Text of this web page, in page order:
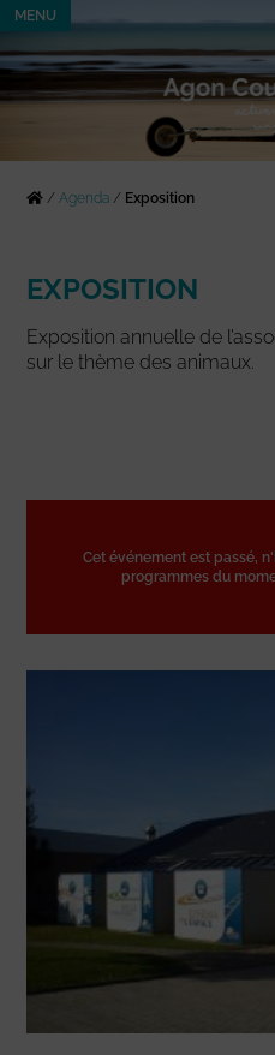
MENU
/Agenda / Exposition
EXPOSITION
Exposition annuelle de
sur le thème des animaux.
Cet événement est passé,
programmes du